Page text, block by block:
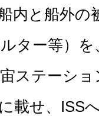
内と船外の
ター等）を
ステーシ
載せ、ISS